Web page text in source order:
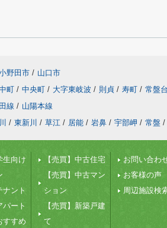
野田市 / 山口市
町 / 中央町 / 大字東岐波 / 則貞 / 寿町 / 常盤台
線 / 山陽本線
/ 東新川 / 草江 / 居能 / 岩鼻 / 宇部岬 / 常盤 /
生向け
ナント
パート
すすめ
【売買】中古住宅
【売買】中古マン
ション
【売買】新築戸建
て
お問い合わ
お客様の声
周辺施設検